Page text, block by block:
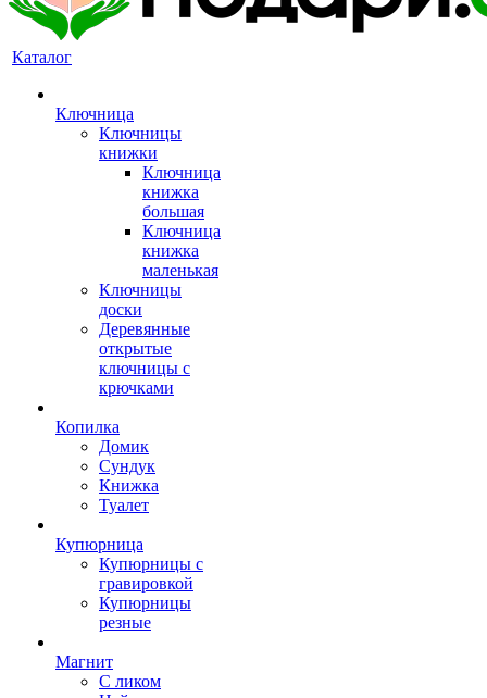
Каталог
Ключница
Ключницы
книжки
Ключница
книжка
большая
Ключница
книжка
маленькая
Ключницы
доски
Деревянные
открытые
ключницы с
крючками
Копилка
Домик
Сундук
Книжка
Туалет
Купюрница
Купюрницы с
гравировкой
Купюрницы
резные
Магнит
С ликом